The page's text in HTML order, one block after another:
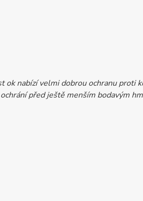
nabízí velmi dobrou ochranu proti
před ještě menším bodavým